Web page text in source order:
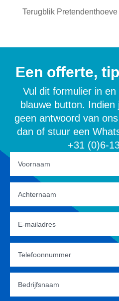
Terugblik
Een offerte,
Vul dit formulier in
blauwe button.
geen antwoord van
dan of stuur een
+31 (0)6-